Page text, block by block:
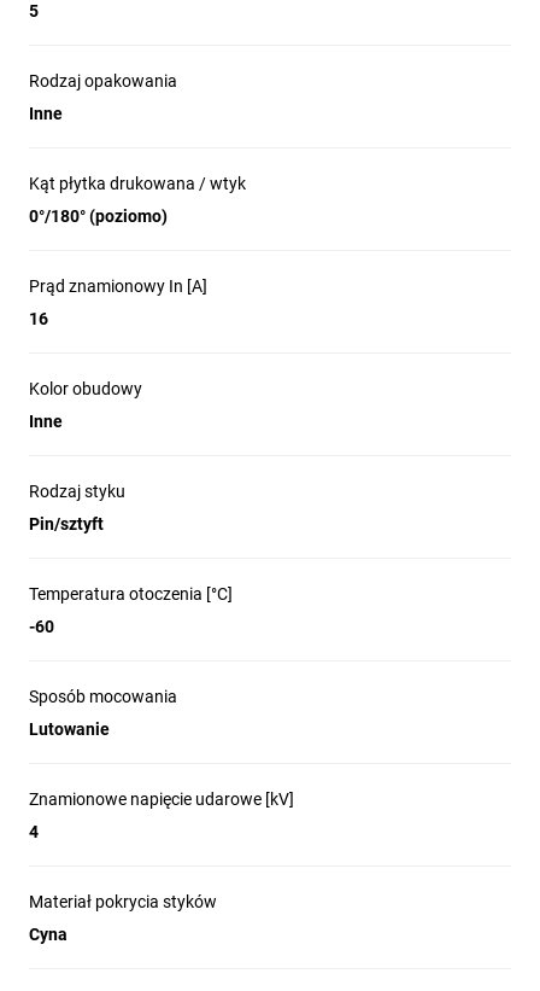
5
Rodzaj opakowania
Inne
Kąt płytka drukowana / wtyk
0°/180° (poziomo)
Prąd znamionowy In [A]
16
Kolor obudowy
Inne
Rodzaj styku
Pin/sztyft
Temperatura otoczenia [°C]
-60
Sposób mocowania
Lutowanie
Znamionowe napięcie udarowe [kV]
4
Materiał pokrycia styków
Cyna